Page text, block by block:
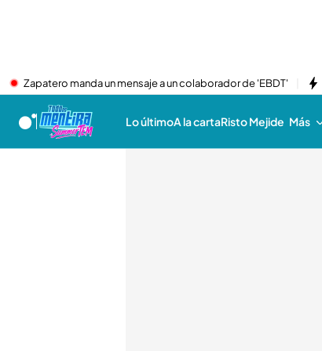
Zapatero manda un mensaje a un colaborador de 'EBDT'
Lo últimoA la cartaRisto Mejide Más